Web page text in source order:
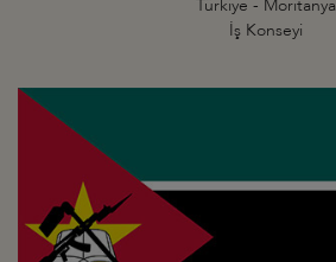
Türkiye - Moritanya
İş Konseyi